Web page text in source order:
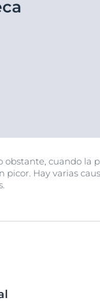
los productos
obstante, cuando la
picor. Hay varias